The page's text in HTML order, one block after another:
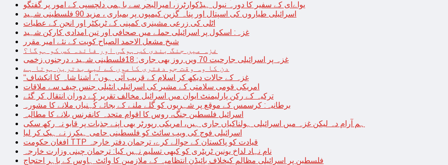
یواےای کے سفیر کا دورہ نیول ہیڈکوارٹرز، امیرالبحر سے باہمی دلچسپی کے امور پر گفتگو
اسرائیلی طیاروں کی اسپتال اور پناہ گزین کیمپوں پر بمباری ، مزید 90 فلسطینی شہید
اٹلی کی زرعی مشینری کمپنی کے ٹریکٹر اور انجن کے عطیات
غزہ: اسکول پر اسرائیلی حملے میں صحافی اور تین امدادی کارکن شہید
شیخ مشعل الاحمد الصباح کویت کے نئے امیر مقرر
غزہ میں جنگ بندی کب ہوگی اور فائدہ کس کو ہوگا؟
غزہ پر اسرائیلی جارحیت 70 ویں روز بھی جاری: 18فلسطینی شہید ، درجنوں زخمی
دن کا وہ وقت جو دفتری کاموں کے لیے بدترین ہوتا ہے
“غزہ کے حالات دیکھ کر اسلام کے قریب آئی ہوں”، اُشنا شاہ کا انکشاف
امریکی قومی سلامتی کے مشیر کی اسرائیلی انٹیلی جنس چیف سے ملاقات
ترکیہ کے رکن پارلیمنٹ ایوان میں اسرائیل مخالف تقریر کے دوران انتقال کر گئے
برطانیہ: کرسمس کے موقع پر شہریوں کو گلے ملنے کے بجائے کُہنیاں ملانے کا مشورہ
اسرائیل فلسطین جنگ، روس کا اقوام متحدہ کانفرنس بلانے کا مطالبہ
ہم آرام دہ لیکن غزہ میں اسرائیلی ہولناکیاں جاری ہیں، امریکی رپورٹر بھی اپنے جذبات پر قابو نہ رکھ سکی
اسرائیلی فوج کی ویب سائٹ کو فلسطینی حامی ہیکرز نے ہیک کر لیا
افغان حکومت TTP قیادت کو پاکستان کے حوالے کرے، ترجمان دفتر خارجہ
نام نہاد لداخ یونین ٹریٹری کو کبھی تسلیم نہیں کیا: ترجمان چینی وزارت خارجہ
فلسطین پر اسرائیلی مظالم کیخلاف بائیڈن انتظامیہ کے ملازمین کا وائٹ ہاوس کے باہر احتجاج